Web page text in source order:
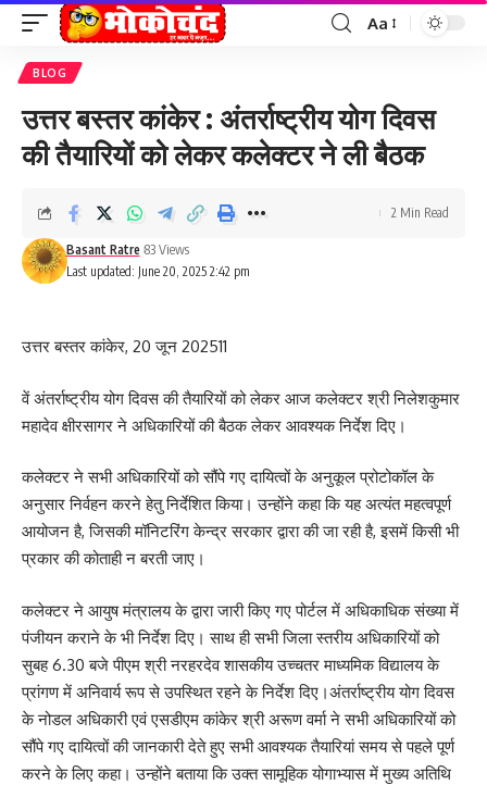
Font
Aa
BLOG
उत्तर बस्तर कांकेर : अंतर्राष्ट्रीय योग दिवस
की तैयारियों को लेकर कलेक्टर ने ली बैठक
Last updated: June 20, 2025 2:42 pm
Basant Ratre 83 Views
2 Min Read
उत्तर बस्तर कांकेर, 20 जून 202511
वें अंतर्राष्ट्रीय योग दिवस की तैयारियों को लेकर आज कलेक्टर श्री निलेशकुमार
महादेव क्षीरसागर ने अधिकारियों की बैठक लेकर आवश्यक निर्देश दिए।
कलेक्टर ने सभी अधिकारियों को सौंपे गए दायित्वों के अनुकूल प्रोटोकॉल के
अनुसार निर्वहन करने हेतु निर्देशित किया। उन्होंने कहा कि यह अत्यंत महत्वपूर्ण
आयोजन है, जिसकी मॉनिटरिंग केन्द्र सरकार द्वारा की जा रही है, इसमें किसी भी
प्रकार की कोताही न बरती जाए।
कलेक्टर ने आयुष मंत्रालय के द्वारा जारी किए गए पोर्टल में अधिकाधिक संख्या में
पंजीयन कराने के भी निर्देश दिए। साथ ही सभी जिला स्तरीय अधिकारियों को
सुबह 6.30 बजे पीएम श्री नरहरदेव शासकीय उच्चतर माध्यमिक विद्यालय के
प्रांगण में अनिवार्य रूप से उपस्थित रहने के निर्देश दिए।अंतर्राष्ट्रीय योग दिवस
के नोडल अधिकारी एवं एसडीएम कांकेर श्री अरूण वर्मा ने सभी अधिकारियों को
सौंपे गए दायित्वों की जानकारी देते हुए सभी आवश्यक तैयारियां समय से पहले पूर्ण
करने के लिए कहा। उन्होंने बताया कि उक्त सामूहिक योगाभ्यास में मुख्य अतिथि